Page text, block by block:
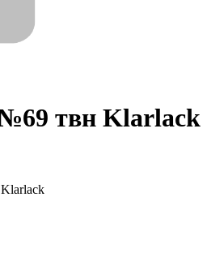
твн Klarlack